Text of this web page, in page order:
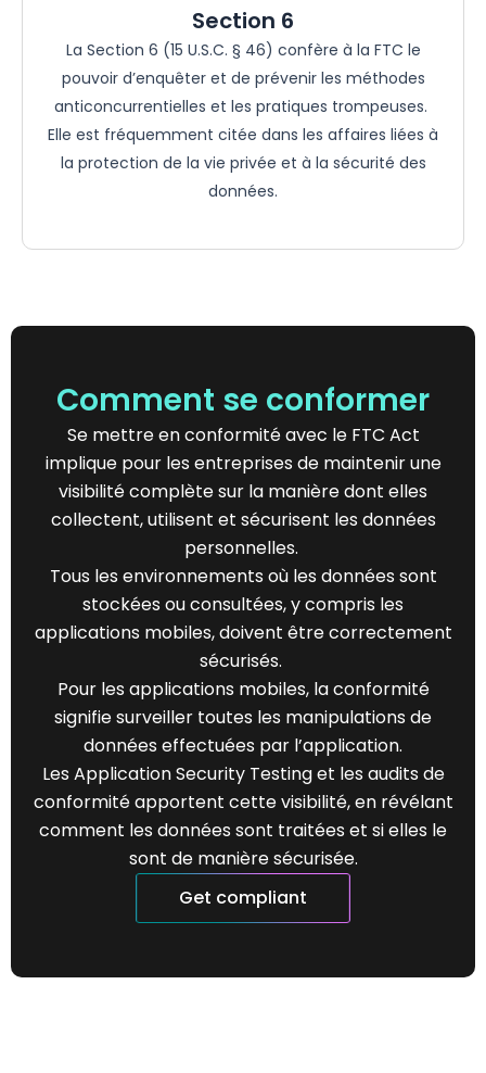
Section 6
La Section 6 (15 U.S.C. § 46) confère à la FTC le
pouvoir d’enquêter et de prévenir les méthodes
anticoncurrentielles et les pratiques trompeuses.
Elle est fréquemment citée dans les affaires liées à
la protection de la vie privée et à la sécurité des
données.
Comment se conformer
Se mettre en conformité avec le FTC Act
implique pour les entreprises de maintenir une
visibilité complète sur la manière dont elles
collectent, utilisent et sécurisent les données
personnelles.
Tous les environnements où les données sont
stockées ou consultées, y compris les
applications mobiles, doivent être correctement
sécurisés.
Pour les applications mobiles, la conformité
signifie surveiller toutes les manipulations de
données effectuées par l’application.
Les Application Security Testing et les audits de
conformité apportent cette visibilité, en révélant
comment les données sont traitées et si elles le
sont de manière sécurisée.
Get compliant